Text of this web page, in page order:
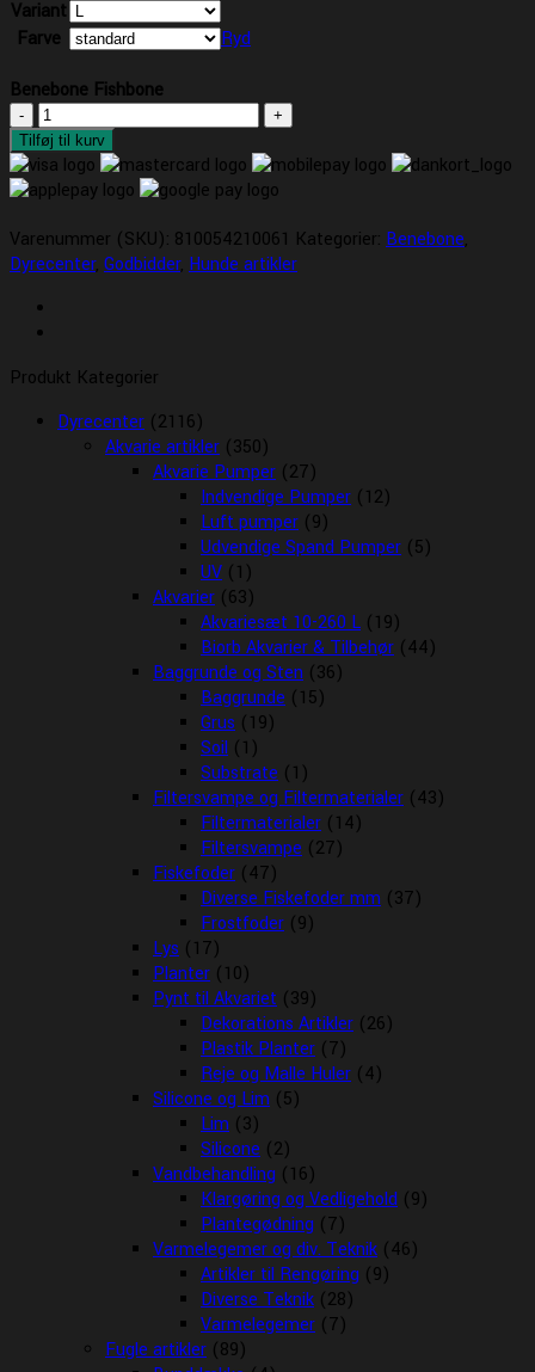
Variant
Farve
Ryd
Benebone Fishbone
Benebone
Fishbone
antal
Tilføj til kurv
Varenummer (SKU): 810054210061 Kategorier: Benebone,
Dyrecenter, Godbidder, Hunde artikler
Produkt Kategorier
Dyrecenter (2116)
Akvarie artikler (350)
Akvarie Pumper (27)
Indvendige Pumper (12)
Luft pumper (9)
Udvendige Spand Pumper (5)
UV (1)
Akvarier (63)
Akvariesæt 10-260 L (19)
Biorb Akvarier & Tilbehør (44)
Baggrunde og Sten (36)
Baggrunde (15)
Grus (19)
Soil (1)
Substrate (1)
Filtersvampe og Filtermaterialer (43)
Filtermaterialer (14)
Filtersvampe (27)
Fiskefoder (47)
Diverse Fiskefoder mm (37)
Frostfoder (9)
Lys (17)
Planter (10)
Pynt til Akvariet (39)
Dekorations Artikler (26)
Plastik Planter (7)
Reje og Malle Huler (4)
Silicone og Lim (5)
Lim (3)
Silicone (2)
Vandbehandling (16)
Klargøring og Vedligehold (9)
Plantegødning (7)
Varmelegemer og div. Teknik (46)
Artikler til Rengøring (9)
Diverse Teknik (28)
Varmelegemer (7)
Fugle artikler (89)